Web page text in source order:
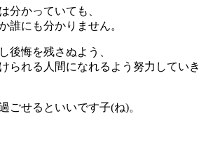
分かっていても、
誰にも分かりません。
後悔を残さぬよう、
られる人間になれるよう努力していき
ごせるといいです子(ね)。